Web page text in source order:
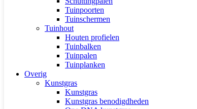
Tuinpoorten
Tuinschermen
Tuinhout
Houten profielen
Tuinbalken
Tuinpalen
Tuinplanken
Overig
Kunstgras
Kunstgras
Kunstgras benodigdheden